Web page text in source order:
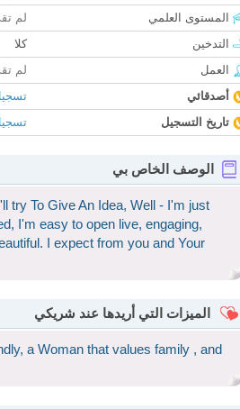
المستوى العلمي
لم
التدخين
كلا
العمل
لم
أصدقائي
تاريخ التسجيل
الوصف الخاص بي
try To Give An Idea, Well - I'm just
I'm easy to open live, engaging,
I expect from you and Your
الميزات التي أريدها عند شريكي
a Woman that values family , and